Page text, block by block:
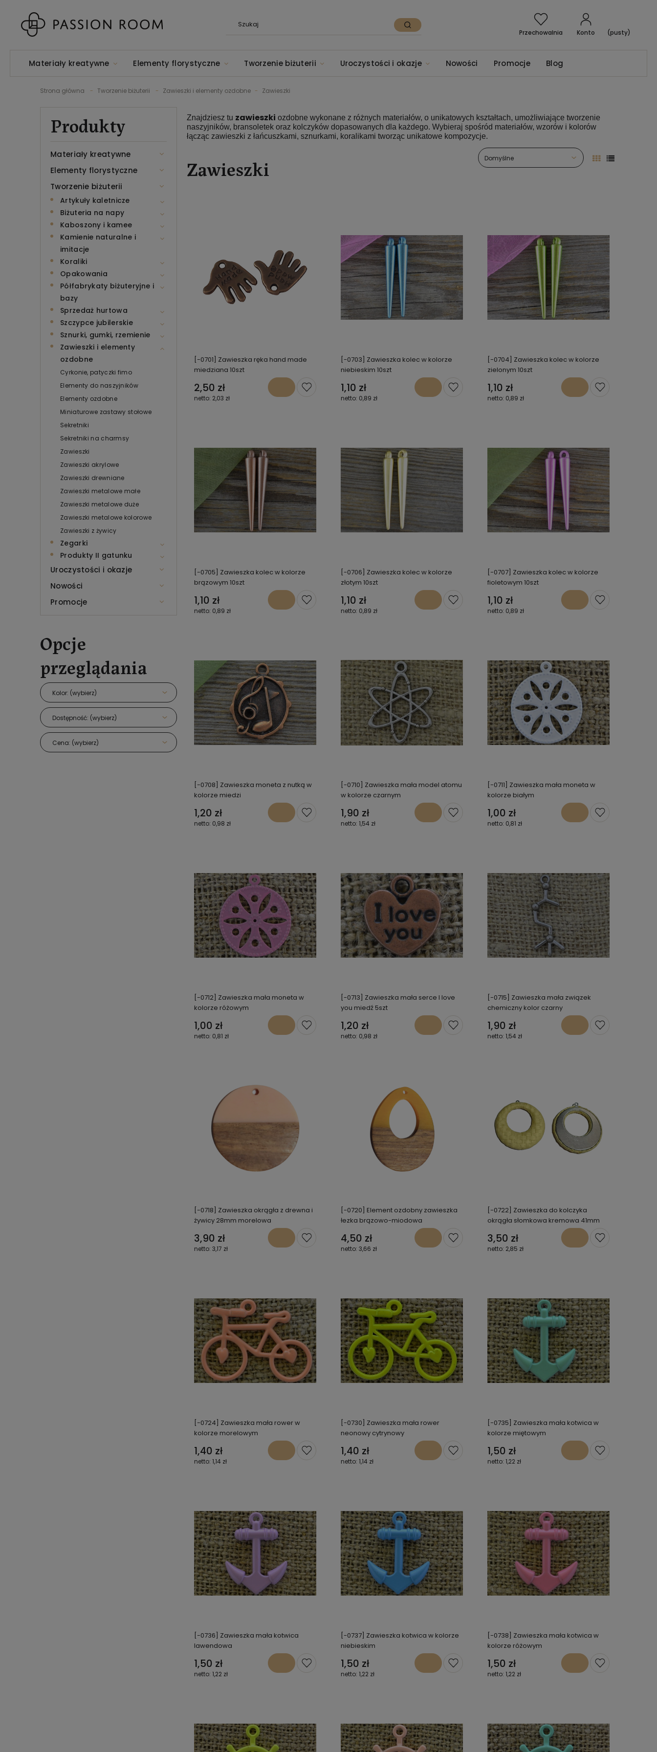
Przechowalnia Konto (pusty)
Materiały kreatywne Elementy florystyczne Tworzenie biżuterii Uroczystości i okazje Nowości Promocje Blog
Strona główna Tworzenie biżuterii Zawieszki i elementy ozdobne Zawieszki
Produkty
Materiały kreatywne
Elementy florystyczne
Tworzenie biżuterii
Artykuły kaletnicze
Biżuteria na napy
Kaboszony i kamee
Kamienie naturalne i
imitacje
Koraliki
Opakowania
Półfabrykaty biżuteryjne i
bazy
Sprzedaż hurtowa
Szczypce jubilerskie
Sznurki, gumki, rzemienie
Zawieszki i elementy
ozdobne
Cyrkonie, patyczki fimo
Elementy do naszyjników
Elementy ozdobne
Miniaturowe zastawy stołowe
Sekretniki
Sekretniki na charmsy
Zawieszki
Zawieszki akrylowe
Zawieszki drewniane
Zawieszki metalowe małe
Zawieszki metalowe duże
Zawieszki metalowe kolorowe
Zawieszki z żywicy
Zegarki
Produkty II gatunku
Uroczystości i okazje
Nowości
Promocje
Opcje
przeglądania
Kolor: (wybierz)
Dostępność: (wybierz)
Cena: (wybierz)
Znajdziesz tu zawieszki ozdobne wykonane z różnych materiałów, o unikatowych kształtach, umożliwiające tworzenie
naszyjników, bransoletek oraz kolczyków dopasowanych dla każdego. Wybieraj spośród materiałów, wzorów i kolorów
łącząc zawieszki z łańcuszkami, sznurkami, koralikami tworząc unikatowe kompozycje.
Zawieszki
[-0701] Zawieszka ręka hand made
miedziana 10szt
2,50 zł
2,03 zł
[-0703] Zawieszka kolec w kolorze
niebieskim 10szt
1,10 zł
0,89 zł
[-0704] Zawieszka kolec w kolorze
zielonym 10szt
1,10 zł
0,89 zł
[-0705] Zawieszka kolec w kolorze
brązowym 10szt
1,10 zł
0,89 zł
[-0706] Zawieszka kolec w kolorze
złotym 10szt
1,10 zł
0,89 zł
[-0707] Zawieszka kolec w kolorze
fioletowym 10szt
1,10 zł
0,89 zł
[-0708] Zawieszka moneta z nutką w
kolorze miedzi
1,20 zł
0,98 zł
[-0710] Zawieszka mała model atomu
w kolorze czarnym
1,90 zł
1,54 zł
[-0711] Zawieszka mała moneta w
kolorze białym
1,00 zł
0,81 zł
[-0712] Zawieszka mała moneta w
kolorze różowym
1,00 zł
0,81 zł
[-0713] Zawieszka mała serce I love
you miedź 5szt
1,20 zł
0,98 zł
[-0715] Zawieszka mała związek
chemiczny kolor czarny
1,90 zł
1,54 zł
[-0718] Zawieszka okrągła z drewna i
żywicy 28mm morelowa
3,90 zł
3,17 zł
[-0720] Element ozdobny zawieszka
łezka brązowo-miodowa
4,50 zł
3,66 zł
[-0722] Zawieszka do kolczyka
okrągła słomkowa kremowa 41mm
3,50 zł
2,85 zł
[-0724] Zawieszka mała rower w
kolorze morelowym
1,40 zł
1,14 zł
[-0730] Zawieszka mała rower
neonowy cytrynowy
1,40 zł
1,14 zł
[-0735] Zawieszka mała kotwica w
kolorze miętowym
1,50 zł
1,22 zł
[-0736] Zawieszka mała kotwica
lawendowa
1,50 zł
1,22 zł
[-0737] Zawieszka kotwica w kolorze
niebieskim
1,50 zł
1,22 zł
[-0738] Zawieszka mała kotwica w
kolorze różowym
1,50 zł
1,22 zł